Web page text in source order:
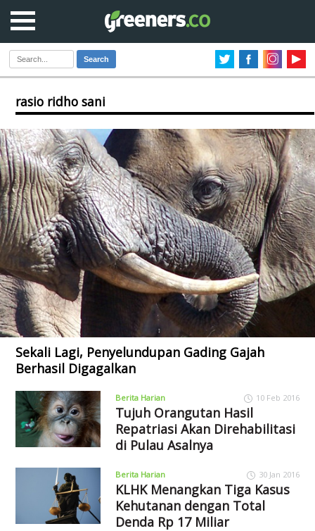
Search
rasio ridho sani
Sekali Lagi, Penyelundupan Gading Gajah
Berhasil Digagalkan
Berita Harian 10 Feb 2016
Tujuh Orangutan Hasil
Repatriasi Akan Direhabilitasi
di Pulau Asalnya
Berita Harian 30 Jan 2016
KLHK Menangkan Tiga Kasus
Kehutanan dengan Total
Denda Rp 17 Miliar